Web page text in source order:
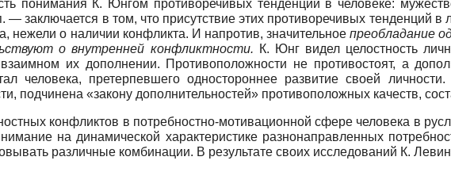
понимания К. Юнгом противоречивых тенденций в человеке:
— заключается в том, что присутствие этих противоречивых тенденций в
нежели о наличии конфликта. И напротив, значительноепреобладание
о внутренней конфликтности. К. Юнг видел целостность
их дополнении. Противоположности не противостоят, а
человека, претерпевшего одностороннее развитие своей
подчинена «закону дополнительностей» противоположных качеств,
конфликтов в потребностно-мотивационной сфере человека в
на динамической характеристике разнонаправленных
различные комбинации. В результате своих исследований К.